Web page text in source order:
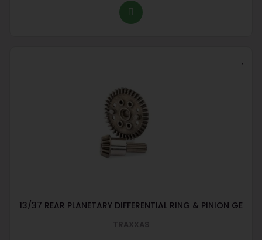
13/37 REAR PLANETARY DIFFERENTIAL RING & PINION GE
TRAXXAS